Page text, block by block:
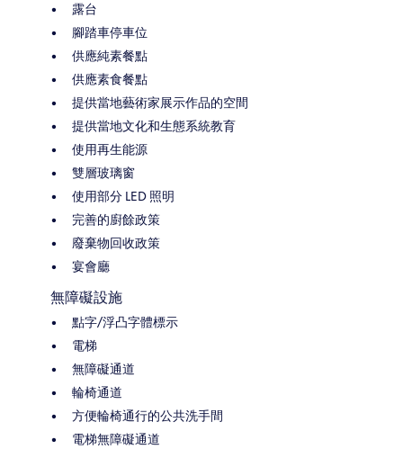
露台
腳踏車停車位
供應純素餐點
供應素食餐點
提供當地藝術家展示作品的空間
提供當地文化和生態系統教育
使用再生能源
雙層玻璃窗
使用部分 LED 照明
完善的廚餘政策
廢棄物回收政策
宴會廳
無障礙設施
點字/浮凸字體標示
電梯
無障礙通道
輪椅通道
方便輪椅通行的公共洗手間
電梯無障礙通道